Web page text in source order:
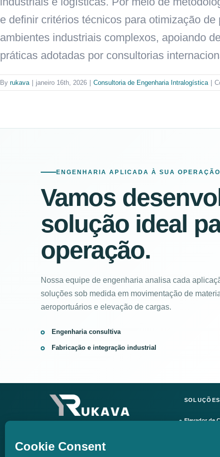
e definir critérios técnicos para otimização
ambientes industriais complexos, apoiando
práticas adotadas por consultorias
By rukava janeiro 16th, 2026 Consultoria de Engenharia Intralogística
ENGENHARIA APLICADA À SUA OPERAÇÃO
Vamos
solução ideal
operação.
Nossa equipe de engenharia analisa cada
soluções sob medida em movimentação de
aeroportuários e elevação de cargas.
Engenharia consultiva
Fabricação e integração industrial
BRASIL ESTADOS UNIDOS
SOLUÇÕES
Elevador de